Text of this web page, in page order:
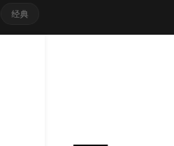
经典